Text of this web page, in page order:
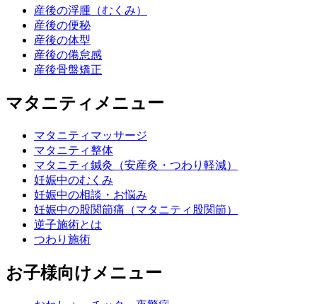
産後の浮腫（むくみ）
産後の便秘
産後の体型
産後の倦怠感
産後骨盤矯正
マタニティメニュー
マタニティマッサージ
マタニティ整体
マタニティ鍼灸（安産灸・つわり軽減）
妊娠中のむくみ
妊娠中の相談・お悩み
妊娠中の股関節痛（マタニティ股関節）
逆子施術とは
つわり施術
お子様向けメニュー